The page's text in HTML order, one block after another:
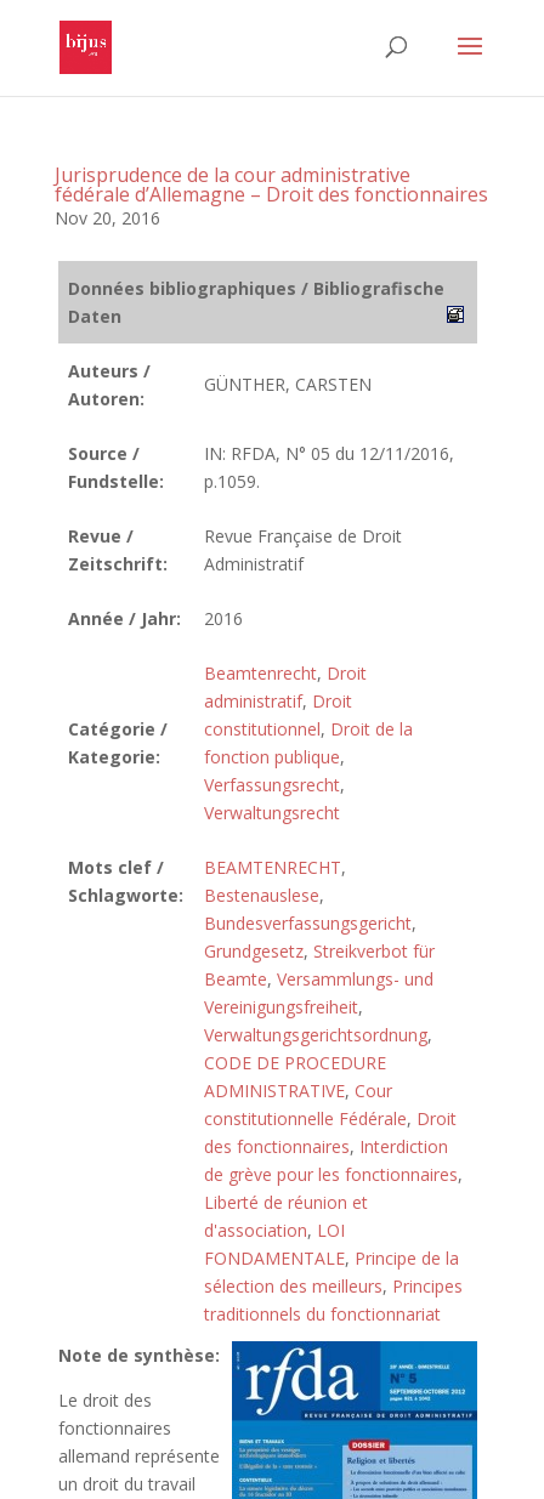
Jurisprudence de la cour administrative
fédérale d’Allemagne – Droit des fonctionnaires
Nov 20, 2016
Données bibliographiques / Bibliografische
Daten
Auteurs /
Autoren:
GÜNTHER, CARSTEN
Source /
Fundstelle:
IN: RFDA, N° 05 du 12/11/2016,
p.1059.
Revue /
Zeitschrift:
Revue Française de Droit
Administratif
Année / Jahr: 2016
Catégorie /
Kategorie:
Beamtenrecht, Droit
administratif, Droit
constitutionnel, Droit de la
fonction publique,
Verfassungsrecht,
Verwaltungsrecht
Mots clef /
Schlagworte:
BEAMTENRECHT,
Bestenauslese,
Bundesverfassungsgericht,
Grundgesetz, Streikverbot für
Beamte, Versammlungs- und
Vereinigungsfreiheit,
Verwaltungsgerichtsordnung,
CODE DE PROCEDURE
ADMINISTRATIVE, Cour
constitutionnelle Fédérale, Droit
des fonctionnaires, Interdiction
de grève pour les fonctionnaires,
Liberté de réunion et
d'association, LOI
FONDAMENTALE, Principe de la
sélection des meilleurs, Principes
traditionnels du fonctionnariat
Note de synthèse:
Le droit des
fonctionnaires
allemand représente
un droit du travail